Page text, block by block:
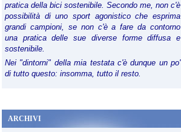
pratica della bici sostenibile. Secondo me, non c'è
possibilità di uno sport agonistico che esprima
grandi campioni, se non c'è a fare da contorno
una pratica delle sue diverse forme diffusa e
sostenibile.
Nei "dintorni" della mia testata c'è dunque un po'
di tutto questo: insomma, tutto il resto.
ARCHIVI